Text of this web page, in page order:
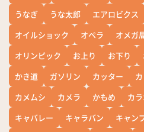
うなぎ
うな太郎 エアロビクス
オイルショック
オペラ オメガ
オリンピック
お上り お下り
かき道
ガソリン カッター
カメムシ
カメラ かもめ カ
キャバレー
キャラバン キャン